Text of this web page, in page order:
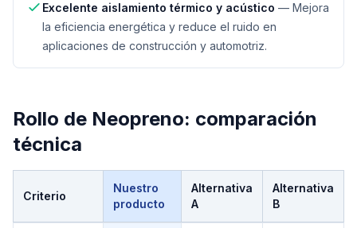
Excelente aislamiento térmico y acústico — Mejora
la eficiencia energética y reduce el ruido en
aplicaciones de construcción y automotriz.
Rollo de Neopreno: comparación
técnica
Criterio
Nuestro
producto
Alternativa
A
Alternativa
B